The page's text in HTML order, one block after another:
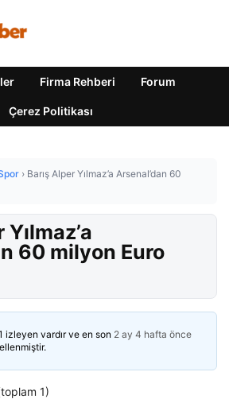
Firma Rehberi Forum
Çerez Politikası
› Barış Alper Yılmaz’a Arsenal’dan 60
60 milyon Euro
izleyen vardır ve en son 2 ay 4 hafta önce
1)